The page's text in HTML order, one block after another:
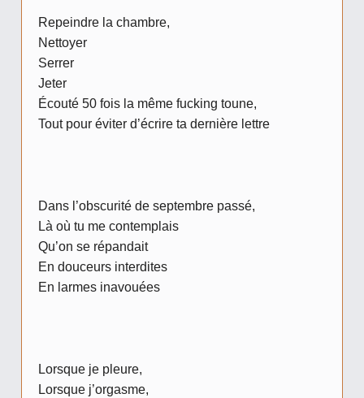
Repeindre la chambre,
Nettoyer
Serrer
Jeter
Écouté 50 fois la même fucking toune,
Tout pour éviter d’écrire ta dernière lettre
Dans l’obscurité de septembre passé,
Là où tu me contemplais
Qu’on se répandait
En douceurs interdites
En larmes inavouées
Lorsque je pleure,
Lorsque j’orgasme,